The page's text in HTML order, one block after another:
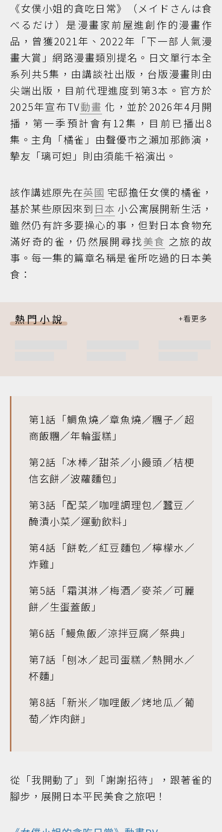
《女僕小姐的貪吃日常》（メイドさんは食
べるだけ）是漫畫家前屋進創作的漫畫作
品，曾獲2021年、2022年「下一部人氣漫
畫大賞」網路漫畫類別提名。日文單行本全
系列共5集，由講談社出版，台版漫畫則由
尖端出版，目前代理進度到第3本。官方於
2025年宣布TV動畫 化，並於2026年4月開
播，第一季預計會有12集，目前已播出8
集。主角「橘雀」由聲優市之瀨加那飾演，
摯友「璃可妲」則由須能千裕演出。
該作講述原先在英國 宅邸擔任女僕的橘雀，
基於某些原因來到 日本 小公寓展開新生活，
雖然仍有許多要操心的事，但對日本食物充
滿好奇的雀，仍然展開尋找美食 之旅的故
事。每一集的篇章名稱是雀所吃過的日本美
食：
熱門小說
第1話「鯛魚燒／章魚燒／糰子／超
商飯糰／年輪蛋糕」
第2話「冰棒／甜茶／小饅頭／桔梗
信玄餅／波蘿麵包」
第3話「配菜／咖哩調理包／蠶豆／
醃漬小菜／運動飲料」
第4話「餅乾／紅豆麵包／檸檬水／
炸雞」
第5話「霜淇淋／梅酒／麥茶／可麗
餅／生蛋蓋飯」
第6話「鰻魚飯／涼拌豆腐／祭典」
第7話「刨冰／起司蛋糕／熱開水／
杯麵」
第8話「新米／咖哩飯／烤地瓜／葡
萄／炸肉餅」
從「我開動了」到「謝謝招待」，跟著雀的
腳步，展開日本平民美食之旅吧！